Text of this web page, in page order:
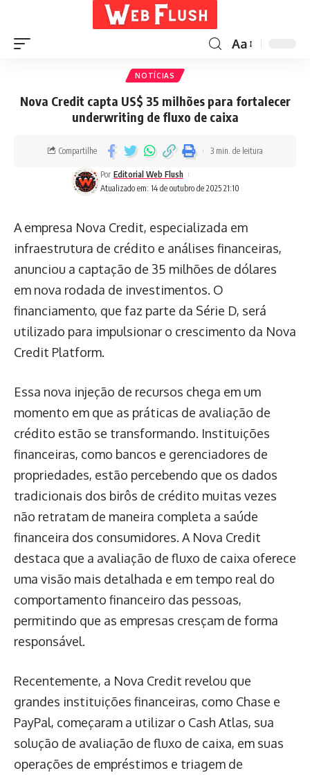
Aa
NOTÍCIAS
Nova Credit capta US$ 35 milhões para fortalecer
underwriting de fluxo de caixa
Atualizado em: 14 de outubro de 2025 21:10
Por Editorial Web Flush
Compartilhe 3 min. de leitura
A empresa Nova Credit, especializada em
infraestrutura de crédito e análises financeiras,
anunciou a captação de 35 milhões de dólares
em nova rodada de investimentos. O
financiamento, que faz parte da Série D, será
utilizado para impulsionar o crescimento da Nova
Credit Platform.
Essa nova injeção de recursos chega em um
momento em que as práticas de avaliação de
crédito estão se transformando. Instituições
financeiras, como bancos e gerenciadores de
propriedades, estão percebendo que os dados
tradicionais dos birôs de crédito muitas vezes
não retratam de maneira completa a saúde
financeira dos consumidores. A Nova Credit
destaca que a avaliação de fluxo de caixa oferece
uma visão mais detalhada e em tempo real do
comportamento financeiro das pessoas,
permitindo que as empresas cresçam de forma
responsável.
Recentemente, a Nova Credit revelou que
grandes instituições financeiras, como Chase e
PayPal, começaram a utilizar o Cash Atlas, sua
solução de avaliação de fluxo de caixa, em suas
operações de empréstimos e triagem de